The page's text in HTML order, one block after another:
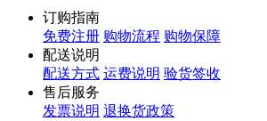
订购指南
免费注册 购物流程 购物保障
配送说明
配送方式 运费说明 验货签收
售后服务
发票说明 退换货政策